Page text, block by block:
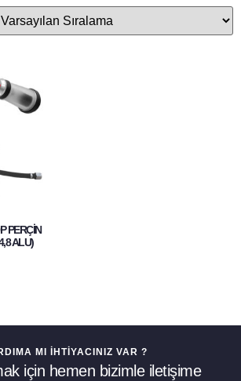
PERÇİN
ALU)
MI İHTIYACINIZ VAR ?
için hemen bizimle iletişime